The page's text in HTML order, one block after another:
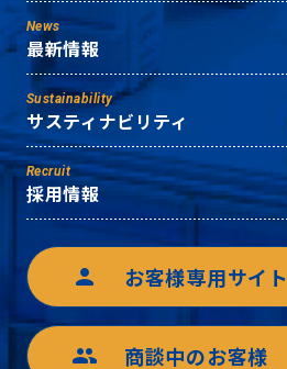
News
最新情報
Sustainability
サスティナビリティ
Recruit
採用情報
person お客様専用サイト
group 商談中のお客様